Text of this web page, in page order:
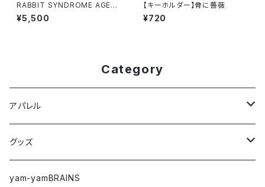
RABBIT SYNDROME AGED
T-shirt
¥5,500
【キーホルダー】骨に薔薇
¥720
Category
アパレル
Tシャツ
ロングTシャツ
グッズ
ステッカー
yam-yamBRAINS